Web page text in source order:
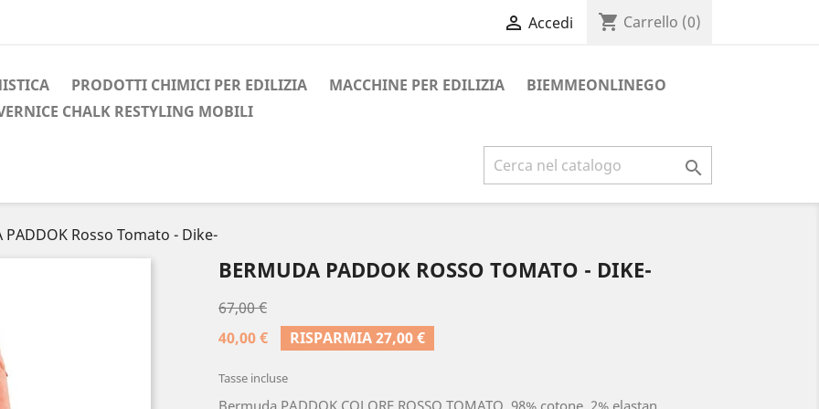
 Accedi shopping_cart Carrello (0)
PRODOTTI CHIMICI PER EDILIZIA MACCHINE PER EDILIZIA
BIEMMEONLINEGO
CHALK RESTYLING MOBILI

PADDOK Rosso Tomato - Dike-
BERMUDA PADDOK ROSSO TOMATO - DIKE-
67,00 €
40,00 €
RISPARMIA 27,00 €
Tasse incluse
Bermuda PADDOK COLORE ROSSO TOMATO, 98% cotone, 2% elastan.